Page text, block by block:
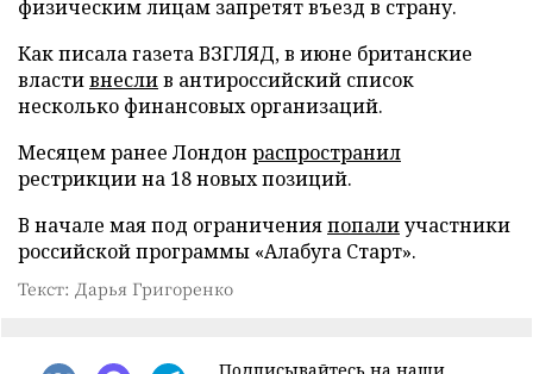
физическим лицам запретят въезд в страну.
Как писала газета ВЗГЛЯД, в июне британские
властивнеслив антироссийский список
несколько финансовых организаций.
Месяцем ранее Лондон распространил
рестрикции на 18 новых позиций.
В начале мая под ограниченияпопалиучастники
российской программы «Алабуга Старт».
Текст: Дарья Григоренко